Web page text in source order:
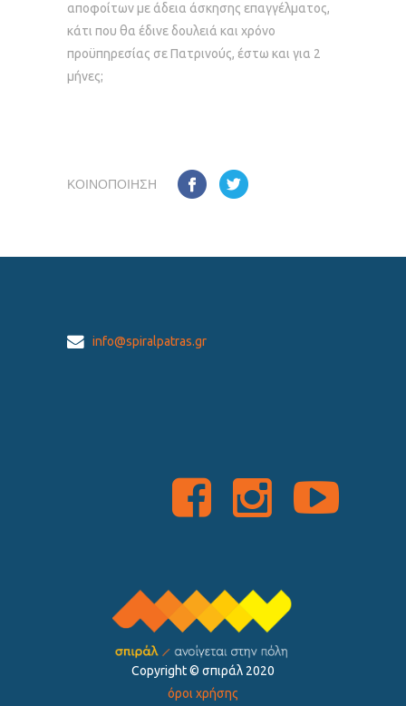
αποφοίτων με άδεια άσκησης επαγγέλματος,
κάτι που θα έδινε δουλειά και χρόνο
προϋπηρεσίας σε Πατρινούς, έστω και για 2
μήνες;
ΚΟΙΝΟΠΟΊΗΣΗ
info@spiralpatras.gr
Copyright ©️ σπιράλ 2020
όροι χρήσης